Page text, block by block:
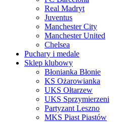
Real Madryt
Juventus
Manchester City
Manchester United
Chelsea
Puchary i medale
Sklep klubowy
Błonianka Błonie
KS Ożarowianka
UKS Ołtarzew
UKS Sprzymierzeni
Partyzant Leszno
MKS Piast Piastów